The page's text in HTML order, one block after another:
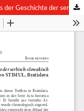
"Z dejín slovensko-srbských vzťahov" ["Aus der Geschichte der serbisch-slowakisch Beziehungen"], ed. Miroslav Daniš, Vydavateľstvo STIMUL, Bratislava 2012, pp. 198 [= Acta historica Posoniensia, 19]